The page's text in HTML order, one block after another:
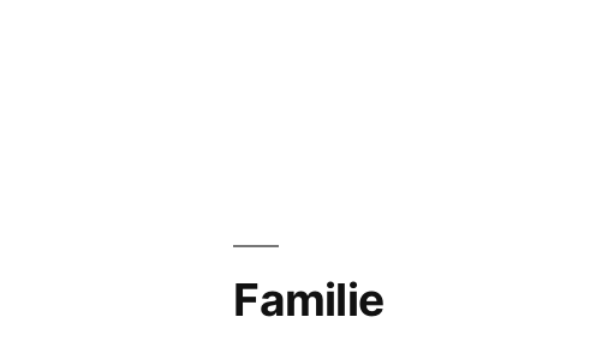
Familie